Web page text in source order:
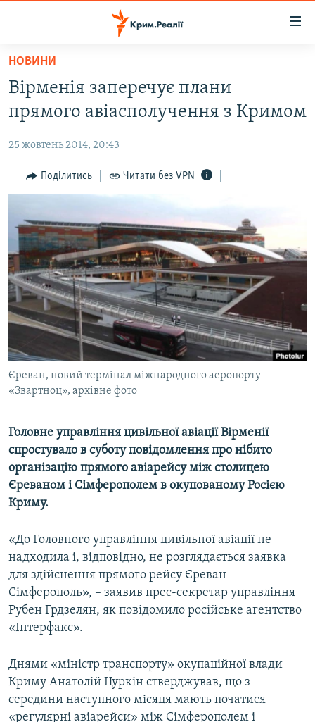
Перейти
основного
матеріалу
Перейти
до
навігації
Перейти
пошуку
ВОДА.КРИМ
ВІДЕО ТА ФОТО
ПОЛІТИКА
БЛОГИ
ІНТЕРВ'Ю
ВСЕ ЗА ДЕНЬ
СПЕЦПРОЕКТИ
ДЕПОРТАЦІЯ
ВІДЕОУРОКИ «ELIFBE»
СВІДЧЕННЯ ОКУПАЦІЇ
УКРАЇНСЬКА ПРОБЛЕМА КРИМУ
ЯК ОБІЙТИ БЛОКУВАННЯ
Qırımtatar
Усі сайти RFE/RL
НОВИНИ
Вірменія заперечує плани
прямого авіасполучення з Кримом
25 жовтень 2014, 20:43
Поділитись Читати без VPN
Єреван, новий термінал міжнародного аеропорту
«Звартноц», архівне фото
Головне управління цивільної авіації Вірменії
спростувало в суботу повідомлення про нібито
організацію прямого авіарейсу між столицею
Єреваном і Сімферополем в окупованому Росією
Криму.
«До Головного управління цивільної авіації не
надходила і, відповідно, не розглядається заявка
для здійснення прямого рейсу Єреван –
Сімферополь», – заявив прес-секретар управління
Рубен Грдзелян, як повідомило російське агентство
«Інтерфакс».
Днями «міністр транспорту» окупаційної влади
Криму Анатолій Цуркін стверджував, що з
середини наступного місяця мають початися
«регулярні авіарейси» між Сімферополем і